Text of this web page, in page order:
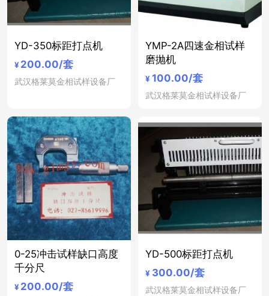
YD-350标距打点机
¥ 200.00/套
武汉格莱莫金相试样设备厂
YMP-2A四速金相试样
磨抛机
¥ 100.00/套
武汉格莱莫金相试样设备厂
0-25冲击试样缺口高度
千分尺
¥ 200.00/套
YD-500标距打点机
¥ 300.00/套
武汉格莱莫金相试样设备厂